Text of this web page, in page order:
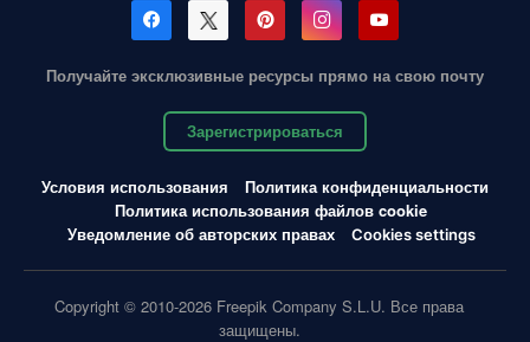
Получайте эксклюзивные ресурсы прямо на свою почту
Зарегистрироваться
Условия использования
Политика конфиденциальности
Политика использования файлов cookie
Уведомление об авторских правах
Cookies settings
Copyright © 2010-2026 Freepik Company S.L.U. Все права
защищены.